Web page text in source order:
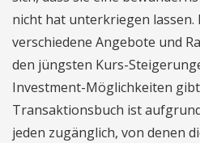
nicht hat unterkriegen lassen.
verschiedene Angebote und
den jüngsten Kurs-
Investment-Möglichkeiten
Transaktionsbuch ist
jeden zugänglich, von denen